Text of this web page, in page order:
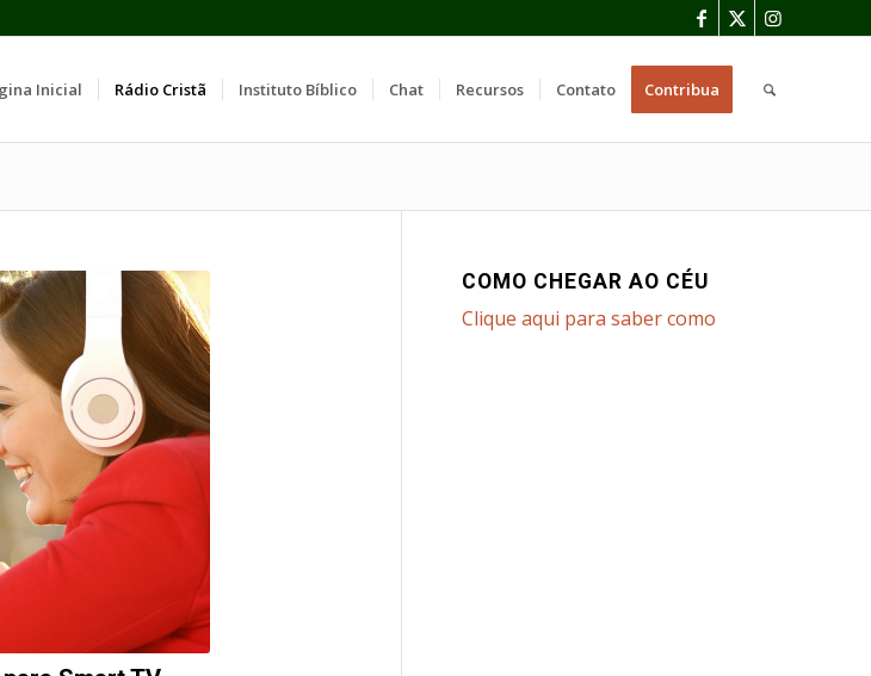
Inicial Rádio Cristã Instituto Bíblico Chat Recursos Contato Contribua
COMO CHEGAR AO CÉU
Clique aqui para saber como